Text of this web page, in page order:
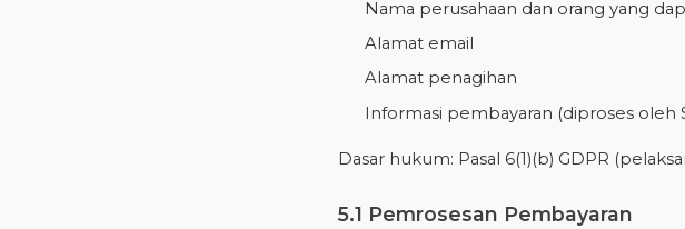
Nama perusahaan dan orang yang
Alamat email
Alamat penagihan
Informasi pembayaran (diproses oleh
Dasar hukum: Pasal 6(1)(b) GDPR
5.1 Pemrosesan Pembayaran